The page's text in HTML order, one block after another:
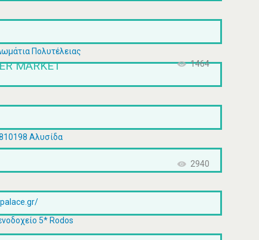
Πολυτέλειας
MARKET
Αλυσίδα
1464
5* Rodos
2940